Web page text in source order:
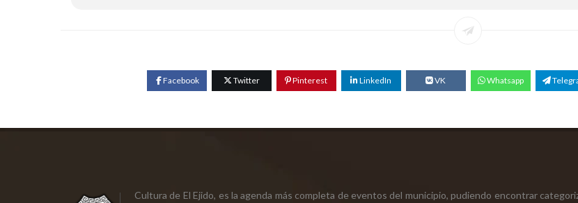
Facebook Twitter Pinterest LinkedIn VK Whatsapp
Cultura de El Ejido, es la agenda más completa de eventos del municipio, pudiendo encontrar